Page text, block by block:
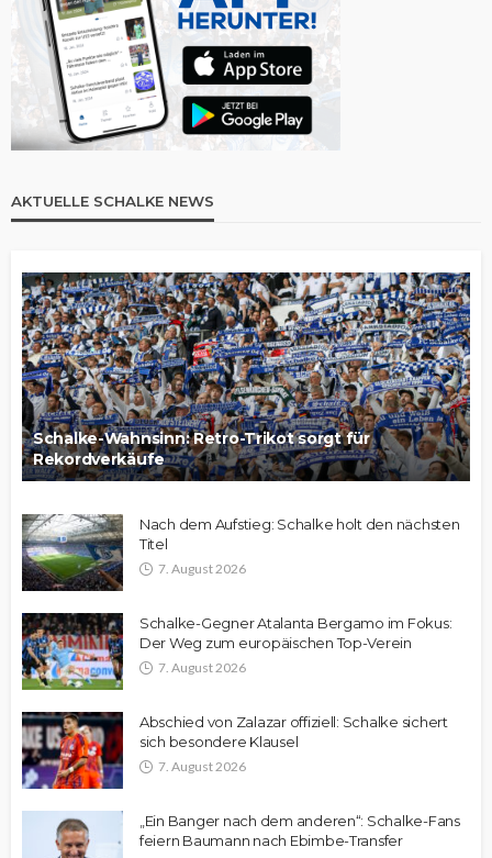
AKTUELLE SCHALKE NEWS
Schalke-Wahnsinn: Retro-Trikot sorgt für
Rekordverkäufe
Nach dem Aufstieg: Schalke holt den nächsten
Titel
7. August 2026
Schalke-Gegner Atalanta Bergamo im Fokus:
Der Weg zum europäischen Top-Verein
7. August 2026
Abschied von Zalazar offiziell: Schalke sichert
sich besondere Klausel
7. August 2026
„Ein Banger nach dem anderen“: Schalke-Fans
feiern Baumann nach Ebimbe-Transfer